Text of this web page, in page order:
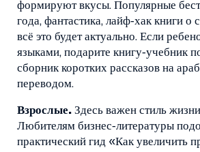
формируют вкусы. Популярные
года, фантастика, лайф‑хак книги о
всё это будет актуально. Если
языками, подарите книгу‑учебник
сборник коротких рассказов на
переводом.
Взрослые. Здесь важен стиль
Любителям бизнес‑литературы
практический гид «Как увеличить